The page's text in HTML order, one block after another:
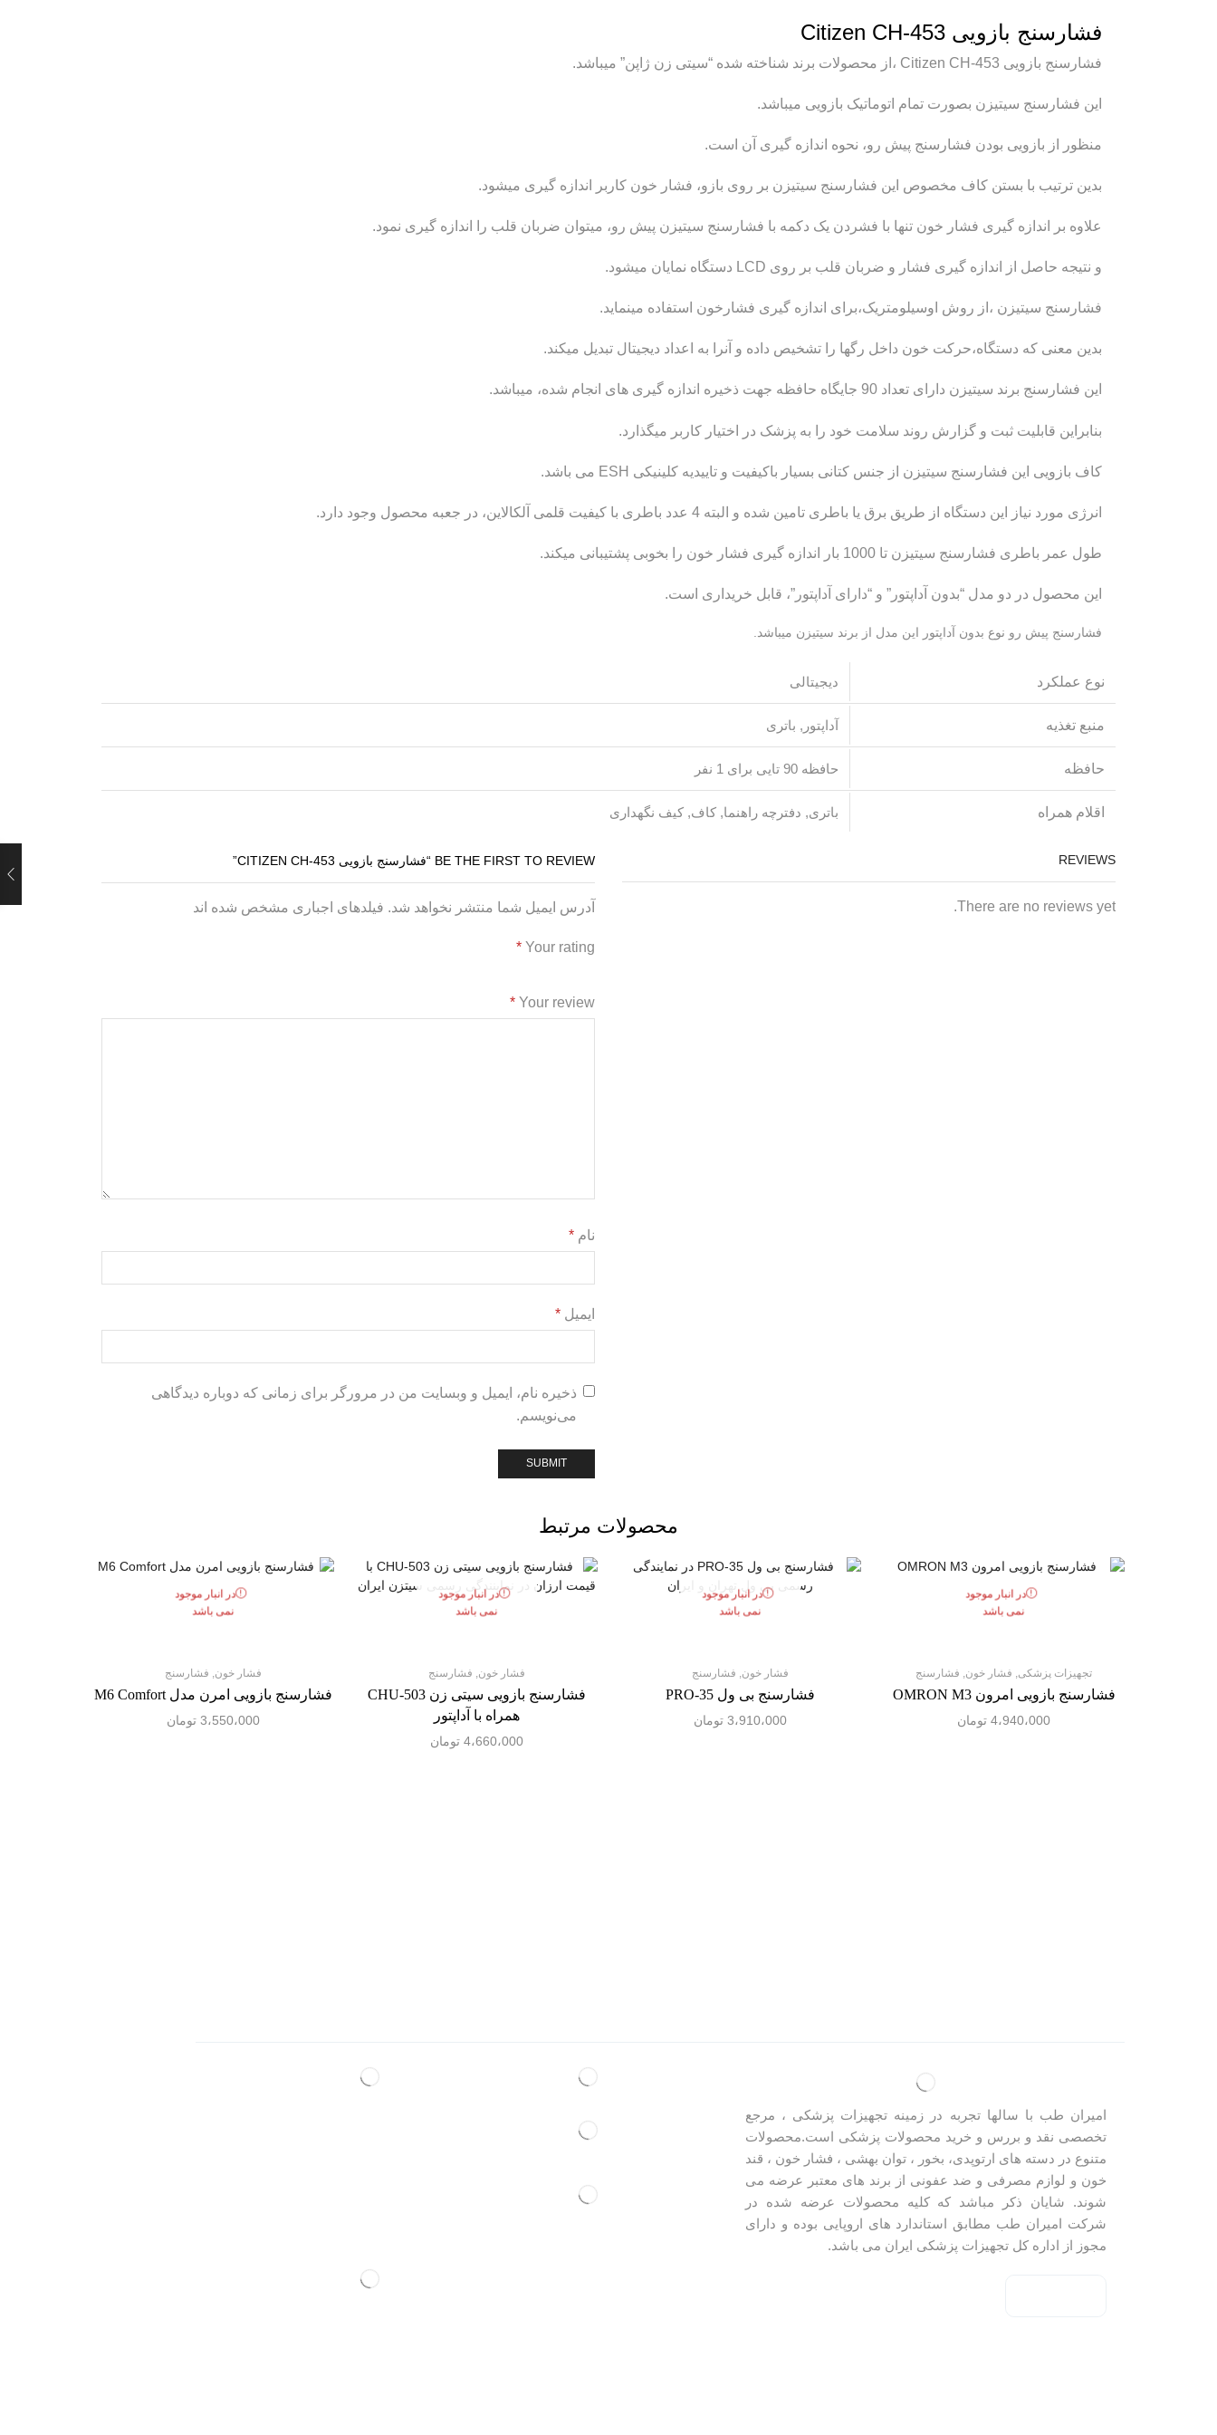
فشارسنج بازویی Citizen CH-453
فشارسنج بازویی Citizen CH-453 ،از محصولات برند شناخته شده “سیتی زن ژاپن” میباشد.
این فشارسنج سیتیزن بصورت تمام اتوماتیک بازویی میباشد.
منظور از بازویی بودن فشارسنج پیش رو، نحوه اندازه گیری آن است.
بدین ترتیب با بستن کاف مخصوص این فشارسنج سیتیزن بر روی بازو، فشار خون کاربر اندازه گیری میشود.
علاوه بر اندازه گیری فشار خون تنها با فشردن یک دکمه با فشارسنج سیتیزن پیش رو، میتوان ضربان قلب را اندازه گیری نمود.
و نتیجه حاصل از اندازه گیری فشار و ضربان قلب بر روی LCD دستگاه نمایان میشود.
فشارسنج سیتیزن ،از روش اوسیلومتریک،برای اندازه گیری فشارخون استفاده مینماید.
بدین معنی که دستگاه،حرکت خون داخل رگها را تشخیص داده و آنرا به اعداد دیجیتال تبدیل میکند.
این فشارسنج برند سیتیزن دارای تعداد 90 جایگاه حافظه جهت ذخیره اندازه گیری های انجام شده، میباشد.
بنابراین قابلیت ثبت و گزارش روند سلامت خود را به پزشک در اختیار کاربر میگذارد.
کاف بازویی این فشارسنج سیتیزن از جنس کتانی بسیار باکیفیت و تاییدیه کلینیکی ESH می باشد.
انرژی مورد نیاز این دستگاه از طریق برق یا باطری تامین شده و البته 4 عدد باطری با کیفیت قلمی آلکالاین، در جعبه محصول وجود دارد.
طول عمر باطری فشارسنج سیتیزن تا 1000 بار اندازه گیری فشار خون را بخوبی پشتیبانی میکند.
این محصول در دو مدل “بدون آداپتور” و “دارای آداپتور”، قابل خریداری است.
فشارسنج پیش رو نوع بدون آداپتور این مدل از برند سیتیزن میباشد.
نوع عملکرد دیجیتالی
منبع تغذیه آداپتور, باتری
حافظه حافظه 90 تایی برای 1 نفر
اقلام همراه باتری, دفترچه راهنما, کاف, کیف نگهداری
REVIEWS
There are no reviews yet.
BE THE FIRST TO REVIEW “فشارسنج بازویی CITIZEN CH-453”
آدرس ایمیل شما منتشر نخواهد شد. فیلدهای اجباری مشخص شده اند
Your rating
*
Your review
*
نام *
ایمیل *
ذخیره نام، ایمیل و وبسایت من در مرورگر برای زمانی که دوباره دیدگاهی
می‌نویسم.
محصولات مرتبط
در انبار موجود
نمی باشد
تجهیزات پزشکی فشار خون فشارسنج
فشارسنج بازویی امرون OMRON M3
4،940،000 تومان
در انبار موجود
نمی باشد
فشار خون فشارسنج
فشارسنج بی ول PRO-35
3،910،000 تومان
در انبار موجود
نمی باشد
فشار خون فشارسنج
فشارسنج بازویی سیتی زن CHU-503
همراه با آداپتور
4،660،000 تومان
در انبار موجود
نمی باشد
فشار خون فشارسنج
فشارسنج بازویی امرن مدل M6 Comfort
3،550،000 تومان
امیران طب با سالها تجربه در زمینه تجهیزات پزشکی ، مرجع
تخصصی نقد و بررس و خرید محصولات پزشکی است.محصولات
متنوع در دسته های ارتوپدی، بخور ، توان بهشی ، فشار خون ، قند
خون و لوازم مصرفی و ضد عفونی از برند های معتبر عرضه می
شوند. شایان ذکر مباشد که کلیه محصولات عرضه شده در
شرکت امیران طب مطابق استاندارد های اروپایی بوده و دارای
مجوز از اداره کل تجهیزات پزشکی ایران می باشد.